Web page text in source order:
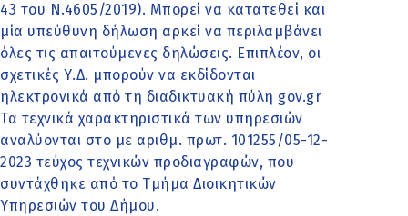
43 του Ν.4605/2019). Μπορεί να κατατεθεί και
μία υπεύθυνη δήλωση αρκεί να περιλαμβάνει
όλες τις απαιτούμενες δηλώσεις. Επιπλέον, οι
σχετικές Υ.Δ. μπορούν να εκδίδονται
ηλεκτρονικά από τη διαδικτυακή πύλη gov.gr
Τα τεχνικά χαρακτηριστικά των υπηρεσιών
αναλύονται στο με αριθμ. πρωτ. 101255/05-12-
2023 τεύχος τεχνικών προδιαγραφών, που
συντάχθηκε από το Τμήμα Διοικητικών
Υπηρεσιών του Δήμου.